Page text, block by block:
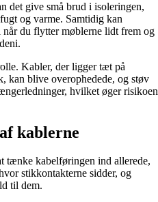
det give små brud i isoleringen,
og varme. Samtidig kan
når du flytter møblerne lidt frem og
Kabler, der ligger tæt på
kan blive overophedede, og støv
hvilket øger risikoen
kablerne
tænke kabelføringen ind allerede,
stikkontakterne sidder, og
til dem.